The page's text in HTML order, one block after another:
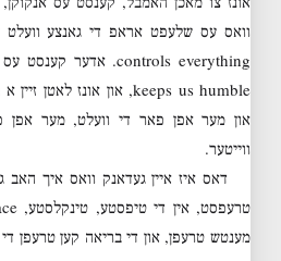
וואס עס שלעפט אראפ די גאנצע וועלט
און מער אפן פאר די וועלט, מער אפן
ווייטער.
דאס איז איין געדאנק וואס איך האב
מענטש טרעפן, און די בריאה קען טרעפן די